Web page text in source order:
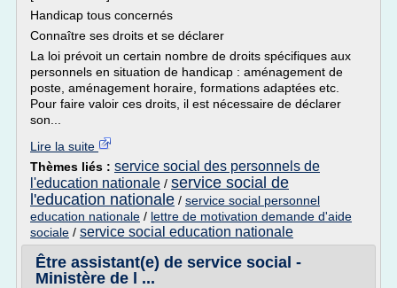
Handicap tous concernés
Connaître ses droits et se déclarer
La loi prévoit un certain nombre de droits spécifiques aux
personnels en situation de handicap : aménagement de
poste, aménagement horaire, formations adaptées etc.
Pour faire valoir ces droits, il est nécessaire de déclarer
son...
Lire la suite
Thèmes liés : service social des personnels de
l'education nationale / service social de
l'education nationale / service social personnel
education nationale / lettre de motivation demande d'aide
sociale / service social education nationale
Être assistant(e) de service social -
Ministère de l ...